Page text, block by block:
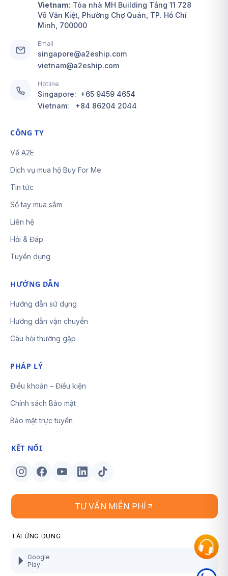
Vietnam: Tòa nhà MH Building Tầng 11 728
Võ Văn Kiệt, Phường Chợ Quán, TP. Hồ Chí
Minh, 700000
Email
singapore@a2eship.com
vietnam@a2eship.com
Hotline
Singapore: +65 9459 4654
Vietnam: +84 86204 2044
CÔNG TY
Về A2E
Dịch vụ mua hộ Buy For Me
Tin tức
Sổ tay mua sắm
Liên hệ
Hỏi & Đáp
Tuyển dụng
HƯỚNG DẪN
Hướng dẫn sử dụng
Hướng dẫn vận chuyển
Câu hỏi thường gặp
PHÁP LÝ
Điều khoản – Điều kiện
Chính sách Bảo mật
Bảo mật trực tuyến
KẾT NỐI
TƯ VẤN MIỄN PHÍ
TẢI ỨNG DỤNG
Google
Play